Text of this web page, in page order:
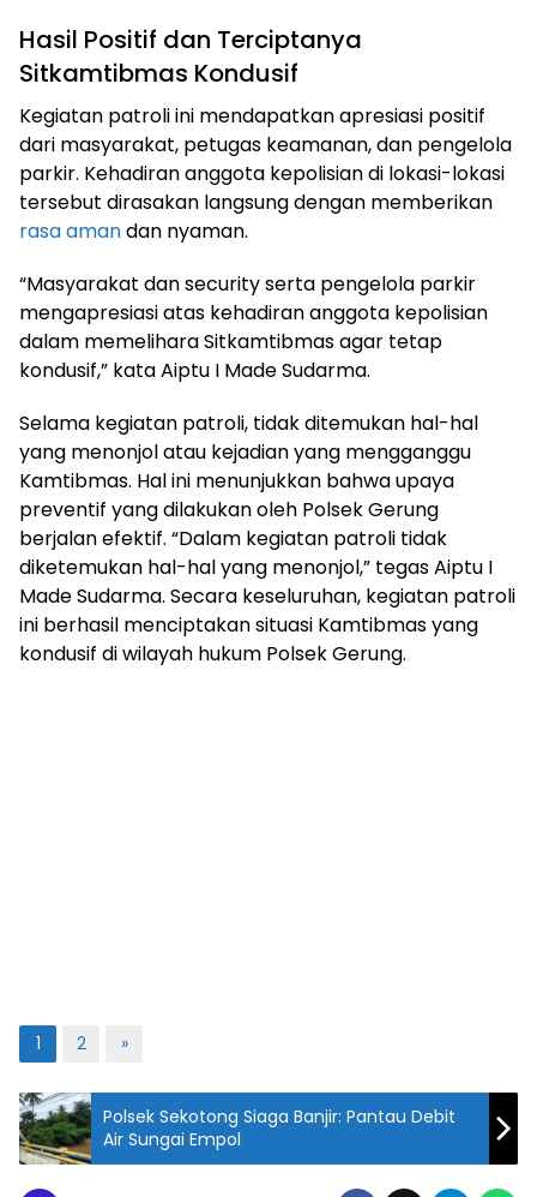
Hasil Positif dan Terciptanya
Sitkamtibmas Kondusif
Kegiatan patroli ini mendapatkan apresiasi positif
dari masyarakat, petugas keamanan, dan pengelola
parkir. Kehadiran anggota kepolisian di lokasi-lokasi
tersebut dirasakan langsung dengan memberikan
rasa amandan nyaman.
“Masyarakat dan security serta pengelola parkir
mengapresiasi atas kehadiran anggota kepolisian
dalam memelihara Sitkamtibmas agar tetap
kondusif,” kata Aiptu I Made Sudarma.
Selama kegiatan patroli, tidak ditemukan hal-hal
yang menonjol atau kejadian yang mengganggu
Kamtibmas. Hal ini menunjukkan bahwa upaya
preventif yang dilakukan oleh Polsek Gerung
berjalan efektif. “Dalam kegiatan patroli tidak
diketemukan hal-hal yang menonjol,” tegas Aiptu I
Made Sudarma. Secara keseluruhan, kegiatan patroli
ini berhasil menciptakan situasi Kamtibmas yang
kondusif di wilayah hukum Polsek Gerung.
1 2 »
Polsek Sekotong Siaga Banjir: Pantau Debit
Air Sungai Empol